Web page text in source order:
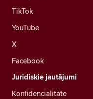
TikTok
YouTube
X
Facebook
Juridiskie jautājumi
Konfidencialitāte